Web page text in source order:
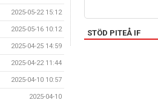
2025-05-22 15:12
2025-05-16 10:12
2025-04-25 14:59
2025-04-22 11:44
2025-04-10 10:57
2025-04-10
STÖD PITEÅ IF